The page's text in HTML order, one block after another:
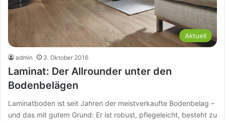
Aktuell
admin 3. Oktober 2016
Laminat: Der Allrounder unter den
Bodenbelägen
Laminatboden ist seit Jahren der meistverkaufte Bodenbelag –
und das mit gutem Grund: Er ist robust, pflegeleicht, besteht zu